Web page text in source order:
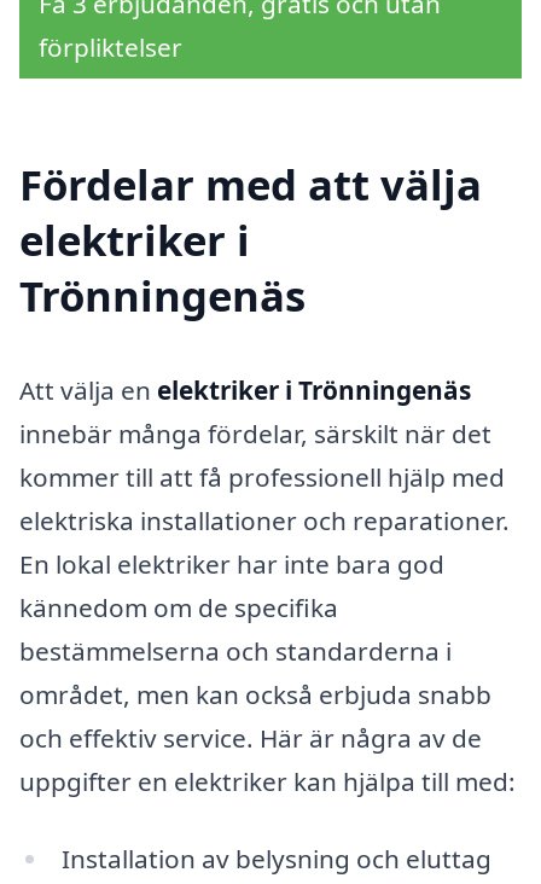
förpliktelser
Fördelar med att välja
elektriker i
Trönningenäs
Att välja en elektriker i Trönningenäs
innebär många fördelar, särskilt när det
kommer till att få professionell hjälp med
elektriska installationer och reparationer.
En lokal elektriker har inte bara god
kännedom om de specifika
bestämmelserna och standarderna i
området, men kan också erbjuda snabb
och effektiv service. Här är några av de
uppgifter en elektriker kan hjälpa till med:
Installation av belysning och eluttag